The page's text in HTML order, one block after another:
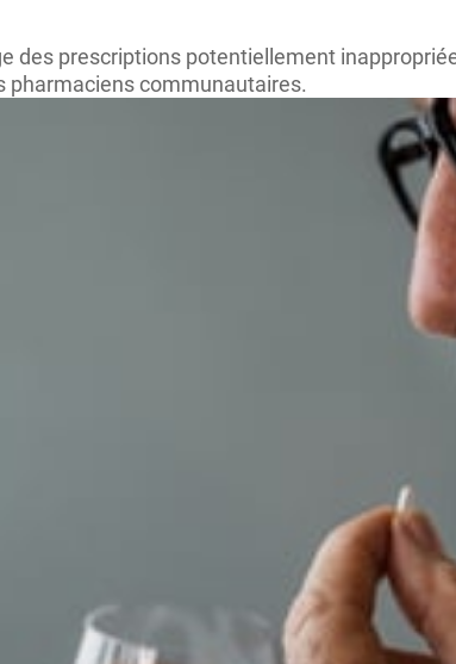
des prescriptions potentiellement
pharmaciens communautaires.